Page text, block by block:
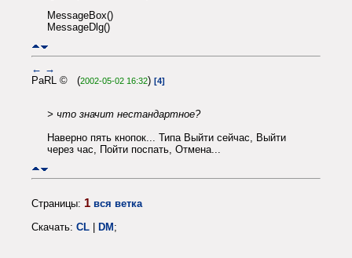
MessageBox()
MessageDlg()
← →
PaRL © (2002-05-02 16:32) [4]
> что значит нестандартное?
Наверно пять кнопок... Типа Выйти сейчас, Выйти
через час, Пойти поспать, Отмена...
Страницы: 1 вся ветка
Скачать: CL | DM;